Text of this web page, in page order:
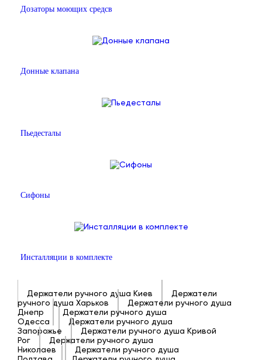
Дозаторы моющих средсв
Донные клапана
Пьедесталы
Сифоны
Инсталляции в комплекте
Держатели ручного душа Киев
Держатели
ручного душа Харьков
Держатели ручного душа
Днепр
Держатели ручного душа
Одесса
Держатели ручного душа
Запорожье
Держатели ручного душа Кривой
Рог
Держатели ручного душа
Николаев
Держатели ручного душа